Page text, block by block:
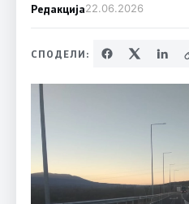
Редакција22.06.2026
СПОДЕЛИ: